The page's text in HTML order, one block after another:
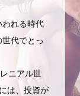
れる時代
代でとっ
ニアル世
は、投資が